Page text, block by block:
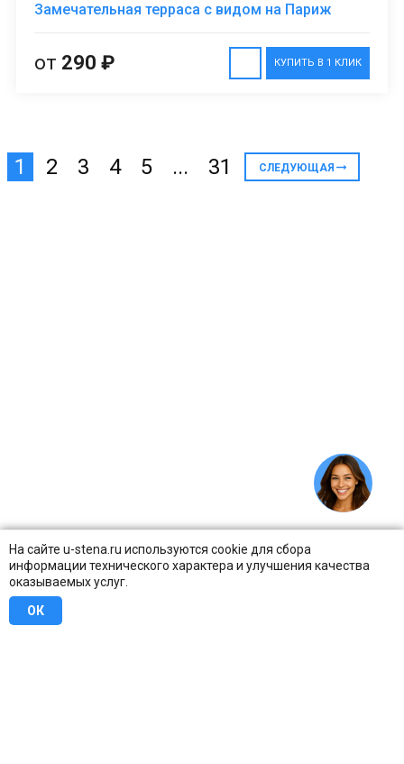
На сайте u-stena.ru используются cookie для сбора
информации технического характера и улучшения качества
оказываемых услуг.
ОК
Замечательная терраса с видом на Париж
КУПИТЬ В 1 КЛИК
от 290 ₽
1 2 3 4 5 ... 31 СЛЕДУЮЩАЯ